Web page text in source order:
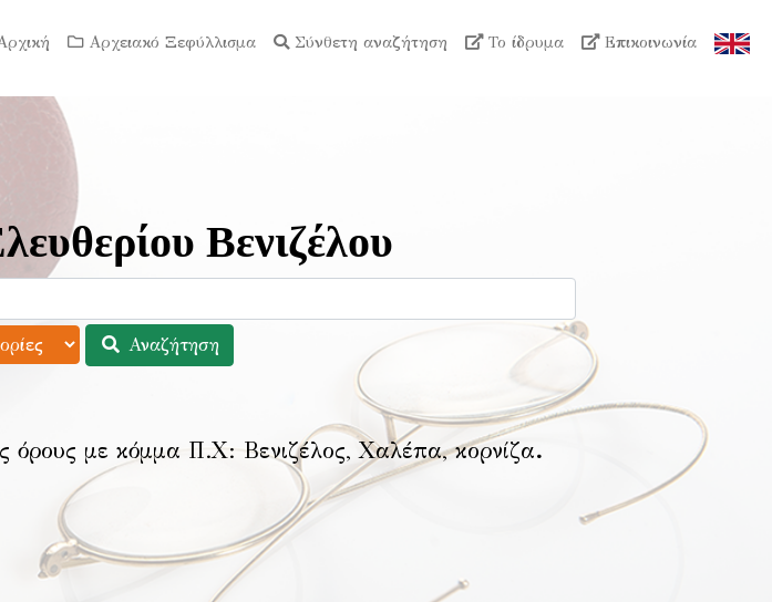
Αρχειακό Ξεφύλλισμα Σύνθετη αναζήτηση Το ίδρυμα Επικοινωνία
Βενιζέλου
Αναζήτηση
όρους με κόμμα Π.Χ: Βενιζέλος, Χαλέπα, κορνίζα.